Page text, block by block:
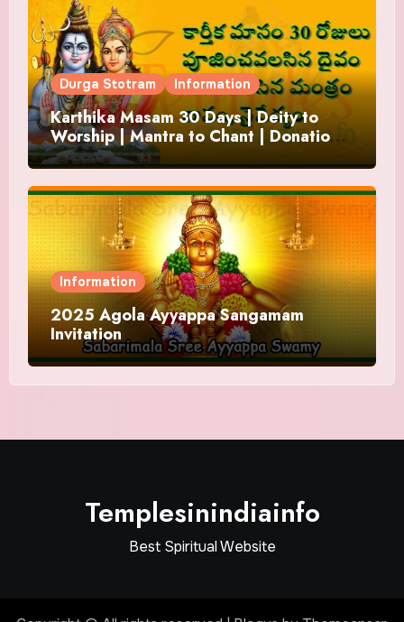
Durga Stotram Information
Karthika Masam 30 Days | Deity to
Worship | Mantra to Chant | Donations
and Offering
Information
2025 Agola Ayyappa Sangamam
Invitation
Templesinindiainfo
Best Spiritual Website